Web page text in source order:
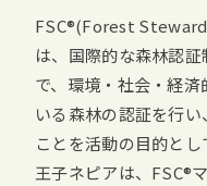
FSC (Forest
は、国際的な森林認
で、環境・社会・経
いる森林の認証を行
ことを活動の目的とし
王子ネピアは、 FSC